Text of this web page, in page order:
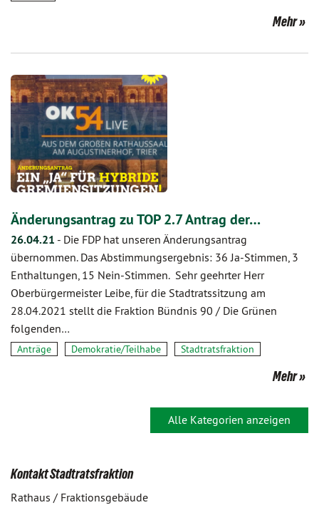
Mehr
Änderungsantrag zu TOP 2.7 Antrag der…
26.04.21 - Die FDP hat unseren Änderungsantrag
übernommen. Das Abstimmungsergebnis: 36 Ja-Stimmen, 3
Enthaltungen, 15 Nein-Stimmen. Sehr geehrter Herr
Oberbürgermeister Leibe, für die Stadtratssitzung am
28.04.2021 stellt die Fraktion Bündnis 90 / Die Grünen
folgenden…
Anträge Demokratie/Teilhabe Stadtratsfraktion
Mehr
Alle Kategorien anzeigen
Kontakt Stadtratsfraktion
Rathaus / Fraktionsgebäude